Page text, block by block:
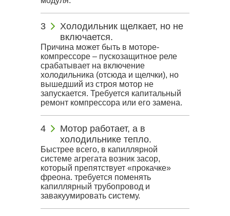
Холодильник щелкает, но не
включается.
Причина может быть в моторе-
компрессоре – пускозащитное реле
срабатывает на включение
холодильника (отсюда и щелчки), но
вышедший из строя мотор не
запускается. Требуется капитальный
ремонт компрессора или его замена.
Мотор работает, а в
холодильнике тепло.
Быстрее всего, в капиллярной
системе агрегата возник засор,
который препятствует «прокачке»
фреона. требуется поменять
капиллярный трубопровод и
завакуумировать систему.